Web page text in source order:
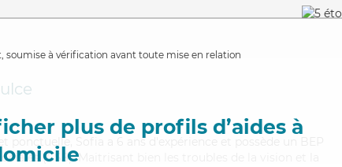
à vérification avant toute mise en relation
plus de profils d’aides à
ponctuelle, Sofia a 6 ans d'expérience et possède un BEP
(CSS). Maitrisant bien les troubles de la vision et la